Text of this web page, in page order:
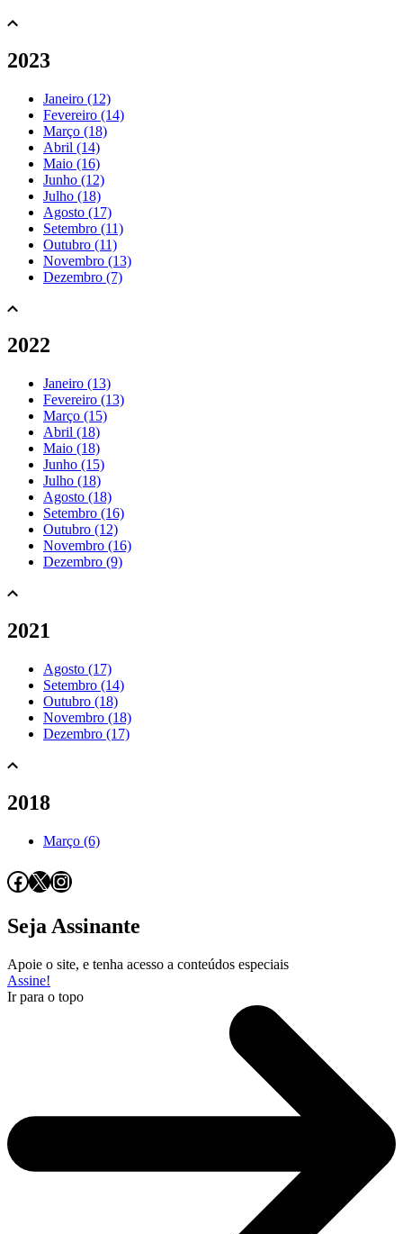
2023
Janeiro (12)
Fevereiro (14)
Março (18)
Abril (14)
Maio (16)
Junho (12)
Julho (18)
Agosto (17)
Setembro (11)
Outubro (11)
Novembro (13)
Dezembro (7)
2022
Janeiro (13)
Fevereiro (13)
Março (15)
Abril (18)
Maio (18)
Junho (15)
Julho (18)
Agosto (18)
Setembro (16)
Outubro (12)
Novembro (16)
Dezembro (9)
2021
Agosto (17)
Setembro (14)
Outubro (18)
Novembro (18)
Dezembro (17)
2018
Março (6)
Facebook
X Instagram
Seja Assinante
Apoie o site, e tenha acesso a conteúdos especiais
Assine!
Ir para o topo